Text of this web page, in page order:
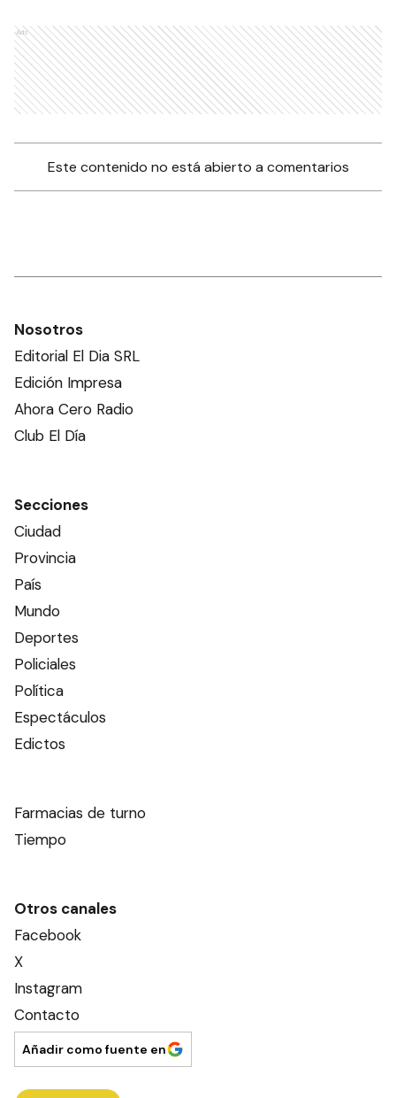
Ads
Este contenido no está abierto a comentarios
Nosotros
Editorial El Dia SRL
Edición Impresa
Ahora Cero Radio
Club El Día
Secciones
Ciudad
Provincia
País
Mundo
Deportes
Policiales
Política
Espectáculos
Edictos
Farmacias de turno
Tiempo
Otros canales
Facebook
X
Instagram
Contacto
Añadir como fuente en